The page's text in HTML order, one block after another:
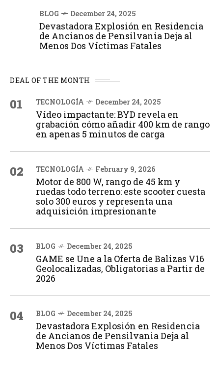
BLOG December 24, 2025
Devastadora Explosión en Residencia
de Ancianos de Pensilvania Deja al
Menos Dos Víctimas Fatales
DEAL OF THE MONTH
01 TECNOLOGÍA December 24, 2025
Vídeo impactante: BYD revela en
grabación cómo añadir 400 km de rango
en apenas 5 minutos de carga
02 TECNOLOGÍA February 9, 2026
Motor de 800 W, rango de 45 km y
ruedas todo terreno: este scooter cuesta
solo 300 euros y representa una
adquisición impresionante
03 BLOG December 24, 2025
GAME se Une a la Oferta de Balizas V16
Geolocalizadas, Obligatorias a Partir de
2026
04 BLOG December 24, 2025
Devastadora Explosión en Residencia
de Ancianos de Pensilvania Deja al
Menos Dos Víctimas Fatales